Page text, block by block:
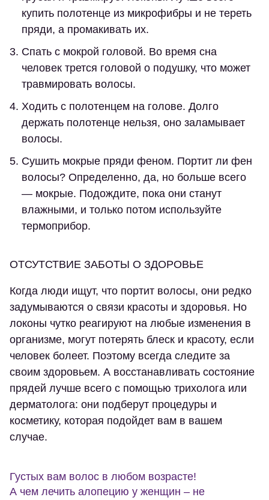
купить полотенце из микрофибры и не тереть
пряди, а промакивать их.
Спать с мокрой головой. Во время сна
человек трется головой о подушку, что может
травмировать волосы.
Ходить с полотенцем на голове. Долго
держать полотенце нельзя, оно заламывает
волосы.
Сушить мокрые пряди феном. Портит ли фен
волосы? Определенно, да, но больше всего
— мокрые. Подождите, пока они станут
влажными, и только потом используйте
термоприбор.
ОТСУТСТВИЕ ЗАБОТЫ О ЗДОРОВЬЕ
Когда люди ищут, что портит волосы, они редко
задумываются о связи красоты и здоровья. Но
локоны чутко реагируют на любые изменения в
организме, могут потерять блеск и красоту, если
человек болеет. Поэтому всегда следите за
своим здоровьем. А восстанавливать состояние
прядей лучше всего с помощью трихолога или
дерматолога: они подберут процедуры и
косметику, которая подойдет вам в вашем
случае.
Густых вам волос в любом возрасте!
А чем лечить алопецию у женщин – не